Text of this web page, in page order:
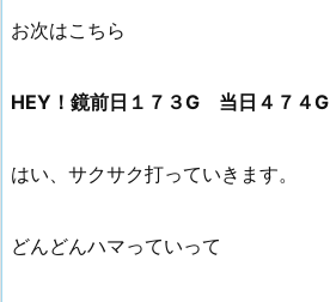
お次はこちら
HEY！鏡前日１７３G 当日４７４G
はい、サクサク打っていきます。
どんどんハマっていって